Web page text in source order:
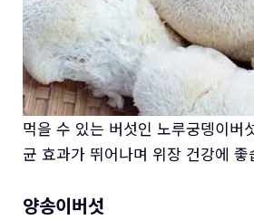
먹을 수 있는 버섯인 노루궁뎅이버
균 효과가 뛰어나며 위장 건강에 좋
양송이버섯